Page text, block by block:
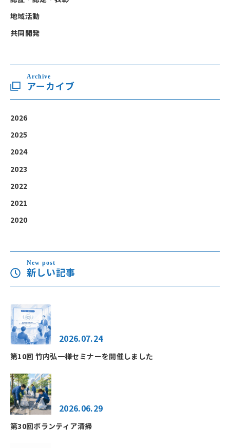
地域活動
共同開発
Archive
アーカイブ
2026
2025
2024
2023
2022
2021
2020
New post
新しい記事
2026.07.24
第10回 竹内弘一様セミナーを開催しました
2026.06.29
第30回ボランティア清掃